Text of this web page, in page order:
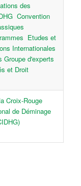
des
Convention
Etudes et
Internationales
Groupe d'experts
et Droit
Croix-Rouge
de Déminage